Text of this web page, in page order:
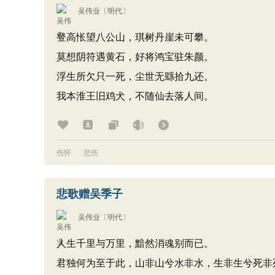
吴伟业 〔明代〕
登高怅望八公山，琪树丹崖未可攀。
莫想阴符遇黄石，好将鸿宝驻朱颜。
浮生所欠只一死，尘世无繇拾九还。
我本淮王旧鸡犬，不随仙去落人间。
伤怀 悲伤
悲歌赠吴季子
吴伟业 〔明代〕
人生千里与万里，黯然消魂别而已。
君独何为至于此，山非山兮水非水，生非生兮死非